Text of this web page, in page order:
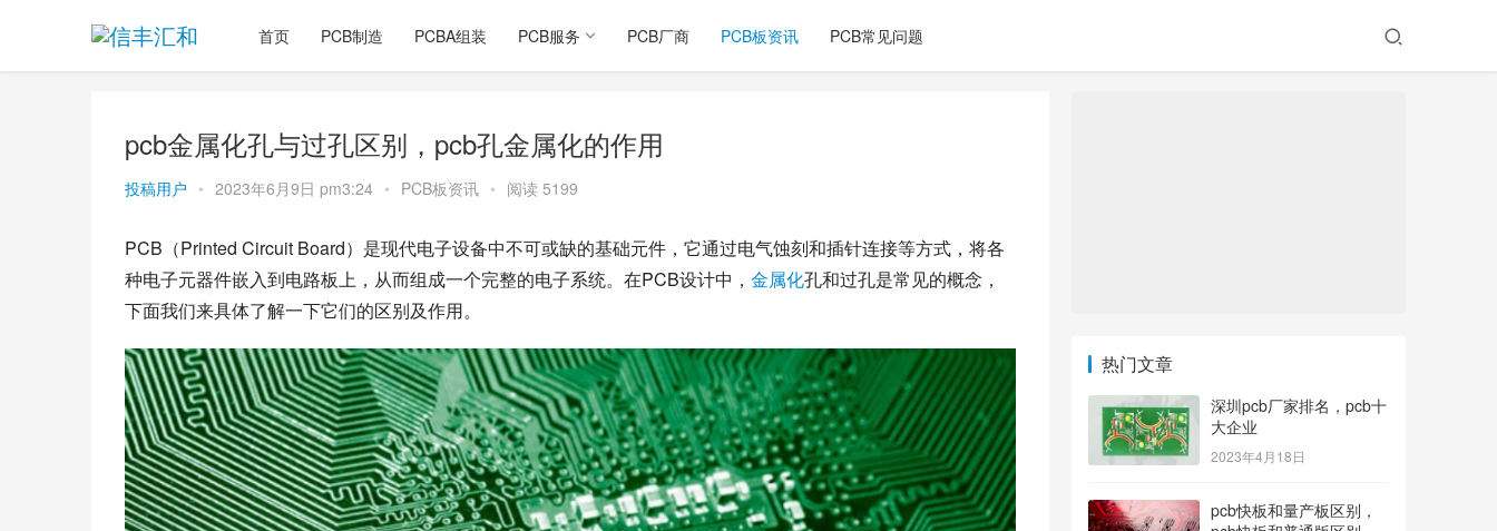
首页 PCB制造 PCBA组装 PCB服务 PCB厂商 PCB板资讯 PCB常见问题
pcb金属化孔与过孔区别，pcb孔金属化的作用
投稿用户 • 2023年6月9日 pm3:24 • PCB板资讯 • 阅读 5199
PCB（Printed Circuit Board）是现代电子设备中不可或缺的基础元件，它通过电气蚀刻和插针连接等方式，将各
种电子元器件嵌入到电路板上，从而组成一个完整的电子系统。在PCB设计中， 金属化孔和过孔是常见的概念，
下面我们来具体了解一下它们的区别及作用。
热门文章
深圳pcb厂家排名，pcb十
大企业
2023年4月18日
pcb快板和量产板区别，